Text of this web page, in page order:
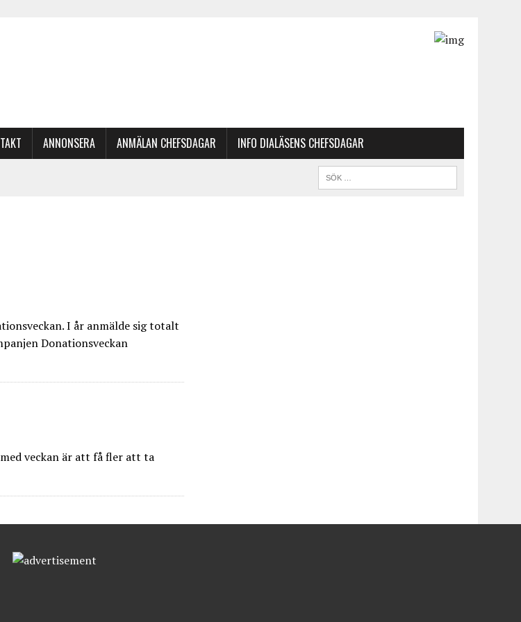
ANNONSERA ANMÄLAN CHEFSDAGAR INFO DIALÄSENS CHEFSDAGAR
I år anmälde sig totalt
Donationsveckan
veckan är att få fler att ta